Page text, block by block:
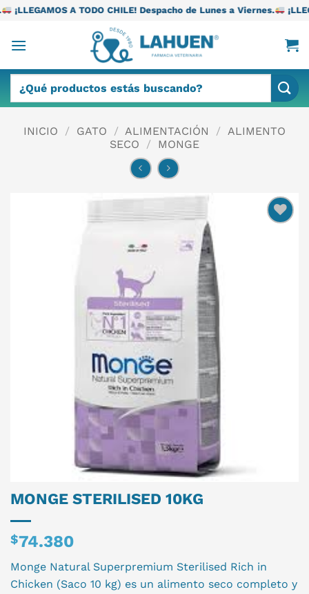
Saltar
contenido
TODO CHILE! Despacho de Lunes a Viernes. ¡LLEGAMOS A
por:
INICIO / GATO / ALIMENTACIÓN / ALIMENTO
SECO
/ MONGE
MONGE STERILISED 10KG
$74.380
Monge Natural Superpremium Sterilised Rich in
Chicken (Saco 10 kg) es un alimento seco completo y